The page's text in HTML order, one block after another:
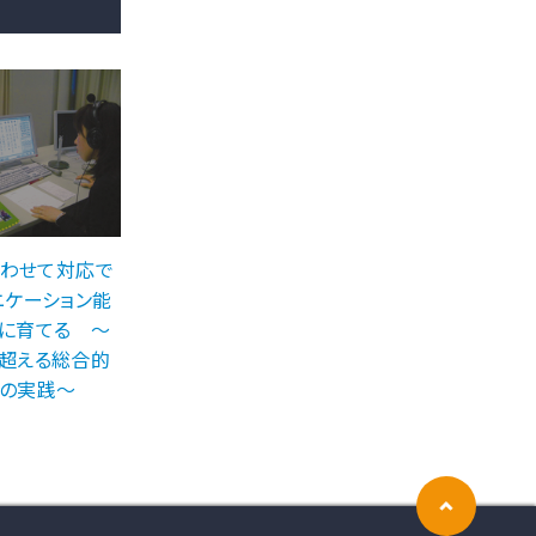
わせて対応で
ーション能
育てる 〜
える総合的
実践〜